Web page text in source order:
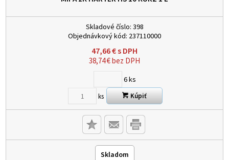
Skladové číslo: 398
Objednávkový kód: 237110000
47,66€s DPH
38,74€bez DPH
6ks
ks Kúpiť
Skladom